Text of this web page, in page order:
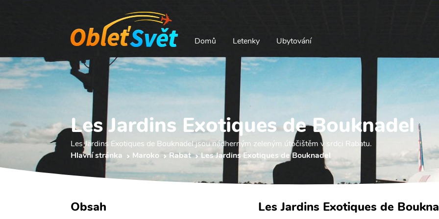
Domů Letenky Ubytování
Les Jardins Exotiques de Bouknadel
Les Jardins Exotiques de Bouknadel jsou nádherným zeleným útočištěm v srdci Rabatu.
Hlavní stránka
Maroko Rabat Les Jardins Exotiques de Bouknadel
Obsah Les Jardins Exotiques de